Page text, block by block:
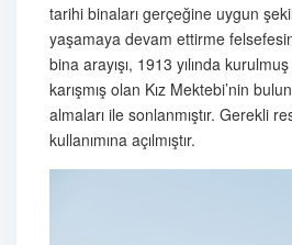
tarihi binaları gerçeğine uygun
yaşamaya devam ettirme
bina arayışı, 1913 yılında
karışmış olan Kız Mektebi’nin
almaları ile sonlanmıştır. Gerekli
kullanımına açılmıştır.